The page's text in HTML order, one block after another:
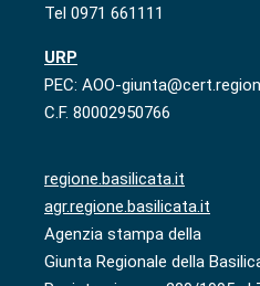
Tel 0971 661111
URP
PEC: AOO-
C.F. 80002950766
regione.basilicata.it
agr.regione.basilicata.it
Agenzia stampa della
Giunta Regionale della